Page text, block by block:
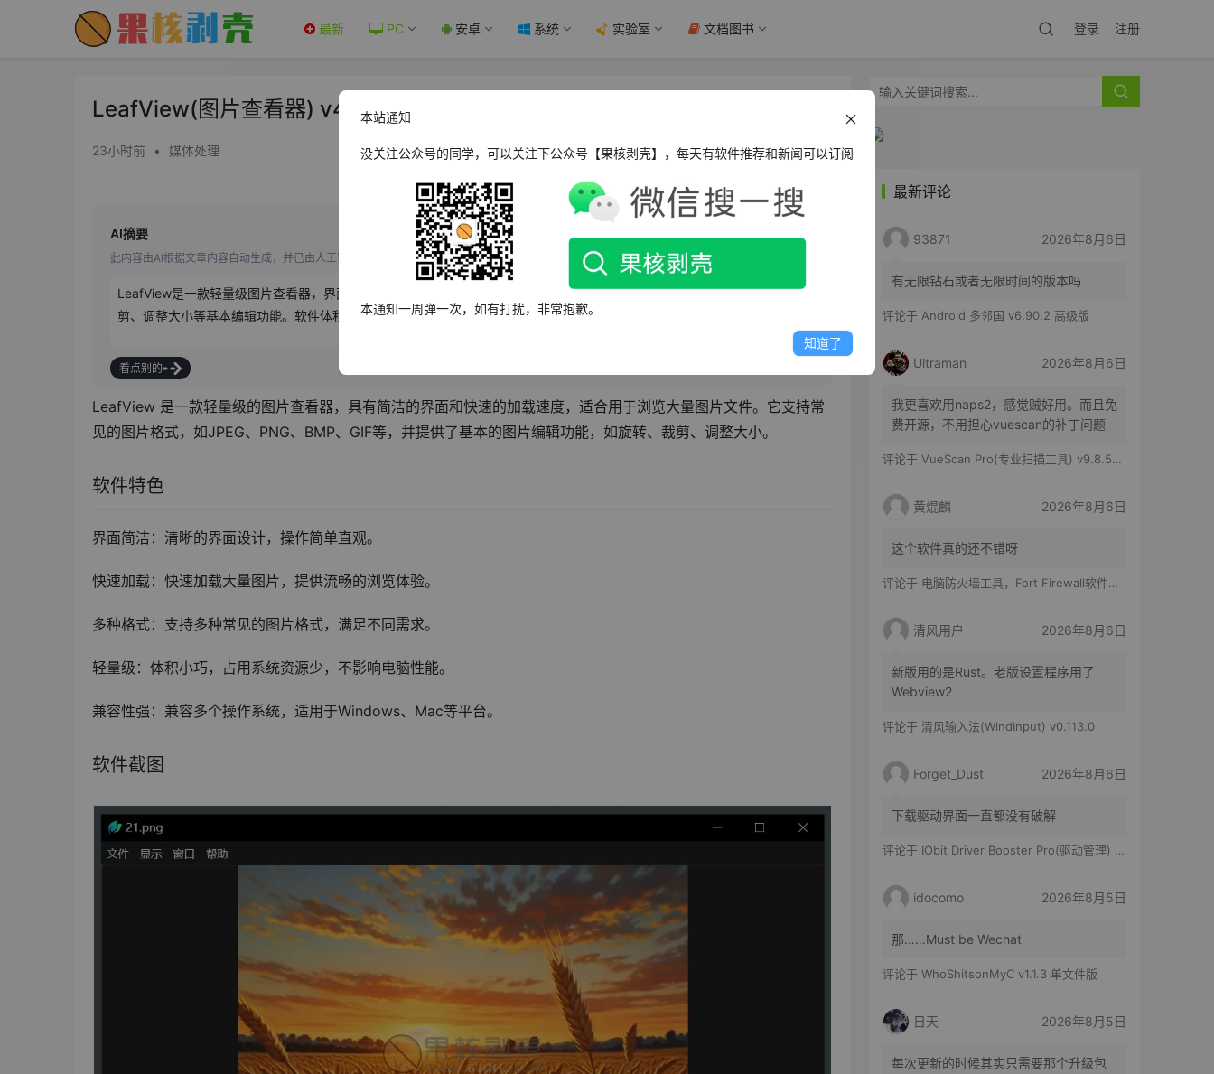
最新 PC 安卓 系统 实验室 文档图书 登录 注册
LeafView(图片查看器) v4.3.5 绿色版 - 果核剥壳
23小时前 • 媒体处理
AI摘要
此内容由AI根据文章内容自动生成，并已由人工审核
LeafView是一款轻量级图片查看器，界面简洁、加载快速，支持JPEG、PNG、BMP、GIF等多种图片格式，提供旋转、裁
剪、调整大小等基本编辑功能。软件体积小，占用系统资源少，兼容Windows、Mac等平台，适合浏览大量图片文件。
看点别的
LeafView 是一款轻量级的图片查看器，具有简洁的界面和快速的加载速度，适合用于浏览大量图片文件。它支持常
见的图片格式，如JPEG、PNG、BMP、GIF等，并提供了基本的图片编辑功能，如旋转、裁剪、调整大小。
软件特色
界面简洁：清晰的界面设计，操作简单直观。
快速加载：快速加载大量图片，提供流畅的浏览体验。
多种格式：支持多种常见的图片格式，满足不同需求。
轻量级：体积小巧，占用系统资源少，不影响电脑性能。
兼容性强：兼容多个操作系统，适用于Windows、Mac等平台。
软件截图
最新评论
93871 2026年8月6日
有无限钻石或者无限时间的版本吗
评论于 Android 多邻国 v6.90.2 高级版
Ultraman 2026年8月6日
我更喜欢用naps2，感觉贼好用。而且免
费开源，不用担心vuescan的补丁问题
评论于 VueScan Pro(专业扫描工具) v9.8.56.11 修改版
黄焜麟 2026年8月6日
这个软件真的还不错呀
评论于 电脑防火墙工具，Fort Firewall软件体验
清风用户 2026年8月6日
新版用的是Rust。老版设置程序用了
Webview2
评论于 清风输入法(WindInput) v0.113.0
Forget_Dust 2026年8月6日
下载驱动界面一直都没有破解
评论于 IObit Driver Booster Pro(驱动管理) v13.6.0.438 便携修改版
idocomo 2026年8月5日
那……Must be Wechat
评论于 WhoShitsonMyC v1.1.3 单文件版
日天 2026年8月5日
每次更新的时候其实只需要那个升级包
本站通知
没关注公众号的同学，可以关注下公众号【果核剥壳】，每天有软件推荐和新闻可以订阅
本通知一周弹一次，如有打扰，非常抱歉。
知道了